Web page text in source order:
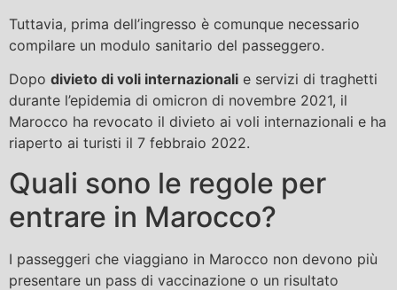
Tuttavia, prima dell’ingresso è comunque necessario
compilare un modulo sanitario del passeggero.
Dopo divieto di voli internazionali e servizi di traghetti
durante l’epidemia di omicron di novembre 2021, il
Marocco ha revocato il divieto ai voli internazionali e ha
riaperto ai turisti il ​​7 febbraio 2022.
Quali sono le regole per
entrare in Marocco?
I passeggeri che viaggiano in Marocco non devono più
presentare un pass di vaccinazione o un risultato